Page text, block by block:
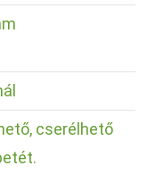
cserélhető